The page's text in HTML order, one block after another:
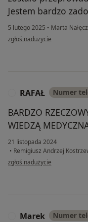
Jestem bardzo
5 lutego 2025 • Marta
w opinii użytkownika Natalia
zgłoś nadużycie
RAFAŁ Numer
BARDZO
WIEDZĄ
21 listopada 2024
• Remigiusz Andrzej
w opinii użytkownika RAFAŁ
zgłoś nadużycie
Marek Numer